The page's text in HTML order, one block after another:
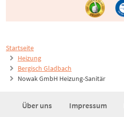
Startseite
Heizung
Bergisch Gladbach
Nowak GmbH Heizung-Sanitär
Über uns Impressum